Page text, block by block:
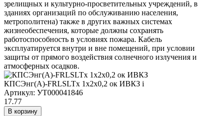
зрелищных и культурно-просветительных учреждений, в
зданиях организаций по обслуживанию населения,
метрополитена) также в других важных системах
жизнеобеспечения, которые должны сохранять
работоспособность в условиях пожара. Кабель
эксплуатируется внутри и вне помещений, при условии
защиты от прямого воздействия солнечного излучения и
атмосферных осадков.
КПСЭнг(А)-FRLSLTx 1х2х0,2 ок ИВКЗ i
Артикул: УТ000041846
17.77
В корзину